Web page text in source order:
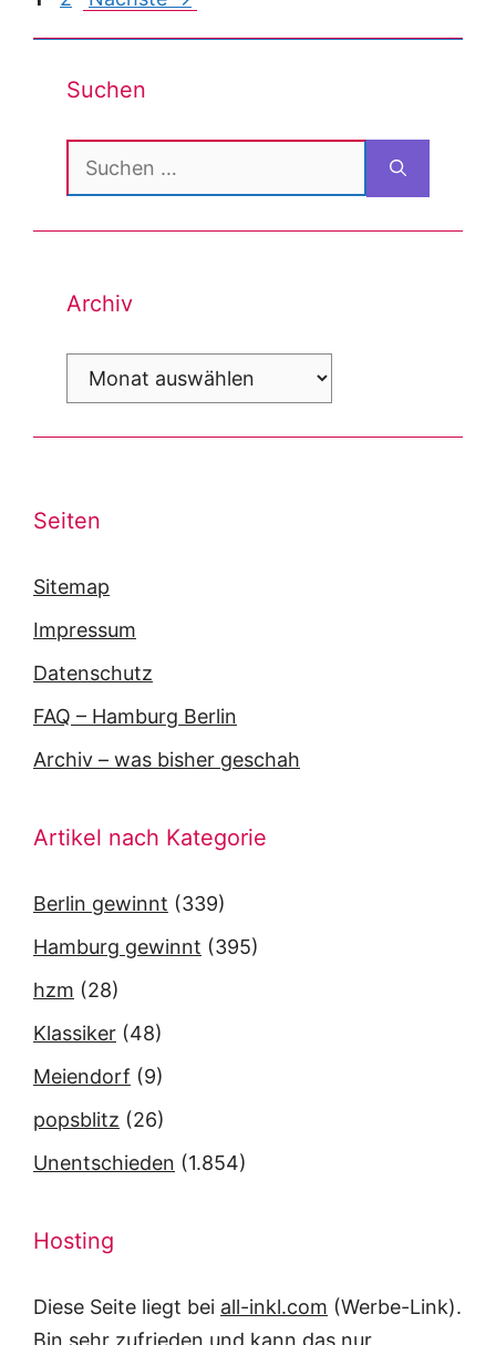
Suchen
Suchen
nach:
Archiv
Archiv
Seiten
Sitemap
Impressum
Datenschutz
FAQ – Hamburg Berlin
Archiv – was bisher geschah
Artikel nach Kategorie
Berlin gewinnt (339)
Hamburg gewinnt (395)
hzm (28)
Klassiker (48)
Meiendorf (9)
popsblitz (26)
Unentschieden (1.854)
Hosting
Diese Seite liegt bei all-inkl.com (Werbe-Link).